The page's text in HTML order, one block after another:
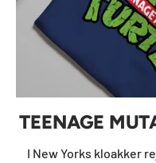
TEENAGE
I New Yorks kloakker